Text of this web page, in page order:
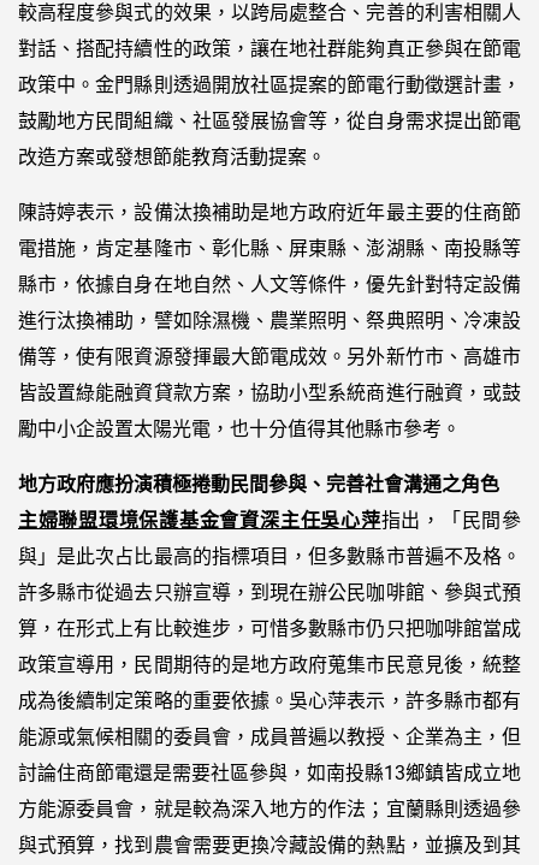
較高程度參與式的效果，以跨局處整合、完善的利害相關人
對話、搭配持續性的政策，讓在地社群能夠真正參與在節電
政策中。金門縣則透過開放社區提案的節電行動徵選計畫，
鼓勵地方民間組織、社區發展協會等，從自身需求提出節電
改造方案或發想節能教育活動提案。
陳詩婷表示，設備汰換補助是地方政府近年最主要的住商節
電措施，肯定基隆市、彰化縣、屏東縣、澎湖縣、南投縣等
縣市，依據自身在地自然、人文等條件，優先針對特定設備
進行汰換補助，譬如除濕機、農業照明、祭典照明、冷凍設
備等，使有限資源發揮最大節電成效。另外新竹市、高雄市
皆設置綠能融資貸款方案，協助小型系統商進行融資，或鼓
勵中小企設置太陽光電，也十分值得其他縣市參考。
地方政府應扮演積極捲動民間參與、完善社會溝通之角色
主婦聯盟環境保護基金會資深主任吳心萍指出，「民間參
與」是此次占比最高的指標項目，但多數縣市普遍不及格。
許多縣市從過去只辦宣導，到現在辦公民咖啡館、參與式預
算，在形式上有比較進步，可惜多數縣市仍只把咖啡館當成
政策宣導用，民間期待的是地方政府蒐集市民意見後，統整
成為後續制定策略的重要依據。吳心萍表示，許多縣市都有
能源或氣候相關的委員會，成員普遍以教授、企業為主，但
討論住商節電還是需要社區參與，如南投縣13鄉鎮皆成立地
方能源委員會，就是較為深入地方的作法；宜蘭縣則透過參
與式預算，找到農會需要更換冷藏設備的熱點，並擴及到其